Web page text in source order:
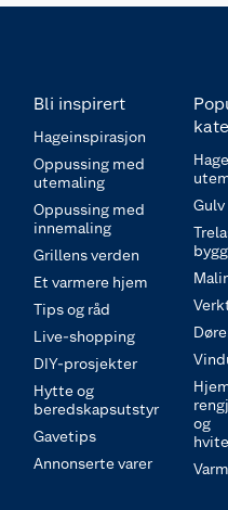
Bli inspirert
Hageinspirasjon
Oppussing med
utemaling
Oppussing med
innemaling
Grillens verden
Et varmere hjem
Tips og råd
Live-shopping
DIY-prosjekter
Hytte og
beredskapsutstyr
Gavetips
Annonserte varer
Gulv
og